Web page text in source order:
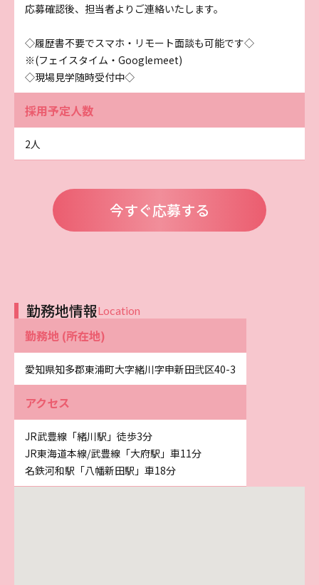
応募確認後、担当者よりご連絡いたします。
◇履歴書不要でスマホ・リモート面談も可能です◇
※(フェイスタイム・Googlemeet)
◇現場見学随時受付中◇
採用予定人数
2人
今すぐ応募する
勤務地情報Location
勤務地 (所在地)
愛知県知多郡東浦町大字緒川字申新田弐区40-3
アクセス
JR武豊線「緒川駅」徒歩3分
JR東海道本線/武豊線「大府駅」車11分
名鉄河和駅「八幡新田駅」車18分